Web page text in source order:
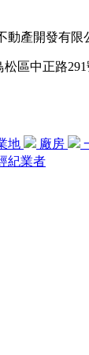
動產開發有限
松區中正路
地 廠房
紀業者